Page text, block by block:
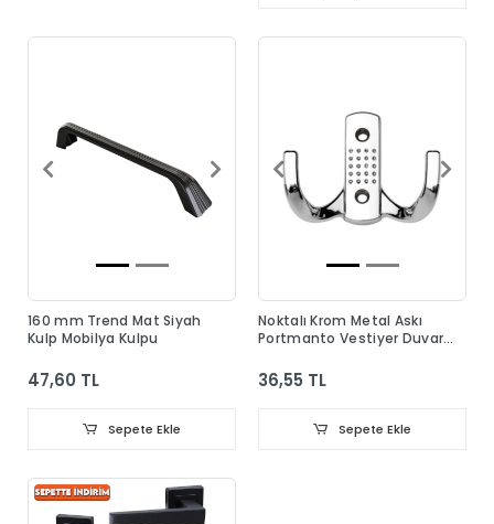
160 mm Trend Mat Siyah
Kulp Mobilya Kulpu
47,60 TL
Sepete Ekle
Noktalı Krom Metal Askı
Portmanto Vestiyer Duvar
36,55 TL
Sepete Ekle